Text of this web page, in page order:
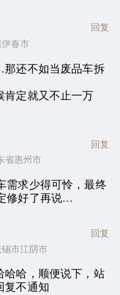
春市
回复
还不如当废品车拆
肯定就又不止一万
省惠州市
回复
需求少得可怜，最终
修好了再说…
市江阴市
回复
哈哈，顺便说下，站
复不通知